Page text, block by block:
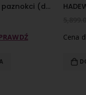
HADEWE Frezarka do paznokci (do manicure) Magnificent Magenta g-file z kamieniami Swarovski®
Cena